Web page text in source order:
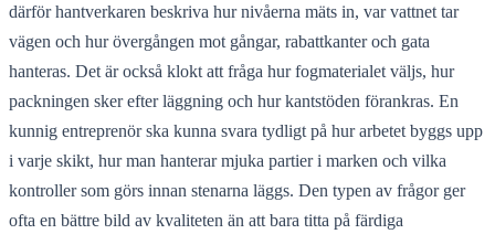
därför hantverkaren beskriva hur nivåerna mäts in, var vattnet tar
vägen och hur övergången mot gångar, rabattkanter och gata
hanteras. Det är också klokt att fråga hur fogmaterialet väljs, hur
packningen sker efter läggning och hur kantstöden förankras. En
kunnig entreprenör ska kunna svara tydligt på hur arbetet byggs upp
i varje skikt, hur man hanterar mjuka partier i marken och vilka
kontroller som görs innan stenarna läggs. Den typen av frågor ger
ofta en bättre bild av kvaliteten än att bara titta på färdiga